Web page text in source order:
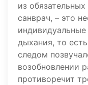
из
санврач, – это
дыхания, то
следом
возобновлении
противоречит